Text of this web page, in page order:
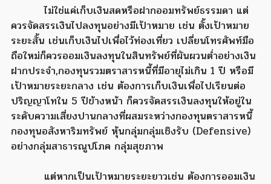
ไม่ใช่แค่เก็บเงินสดหรือฝากออมทรัพย์ธรรมดา แต่
ควรจัดสรรเงินไปลงทุนอย่างมีเป้าหมาย เช่น ตั้งเป้าหมาย
ระยะสั้น เช่นเก็บเงินไปเพื่อไว้ท่องเที่ยว เปลี่ยนโทรศัพท์มือ
ถือใหม่ก็ควรออมเงินลงทุนในสินทรัพย์ที่ผันผวนต่ำอย่างเงิน
ฝากประจำ,กองทุนรวมตราสารหนี้ที่มีอายุไม่เกิน 1 ปี หรือมี
เป้าหมายระยะกลาง เช่น ต้องการเก็บเงินเพื่อไปเรียนต่อ
ปริญญาโทใน 5 ปีข้างหน้า ก็ควรจัดสรรเงินลงทุนให้อยู่ใน
ระดับความเสี่ยงปานกลางที่ผสมระหว่างกองทุนตราสารหนี้
กองทุนอสังหาริมทรัพย์ หุ้นกลุ่มกลุ่มเชิงรับ (Defensive)
อย่างกลุ่มสาธารณูปโภค กลุ่มสุขภาพ
แต่หากเป็นเป้าหมายระยะยาวเช่น ต้องการออมเงิน